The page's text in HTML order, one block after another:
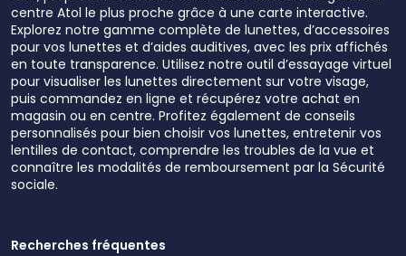
centre Atol le plus proche grâce à une carte interactive.
Explorez notre gamme complète de lunettes, d’accessoires
pour vos lunettes et d’aides auditives, avec les prix affichés
en toute transparence. Utilisez notre outil d’essayage virtuel
pour visualiser les lunettes directement sur votre visage,
puis commandez en ligne et récupérez votre achat en
magasin ou en centre. Profitez également de conseils
personnalisés pour bien choisir vos lunettes, entretenir vos
lentilles de contact, comprendre les troubles de la vue et
connaître les modalités de remboursement par la Sécurité
sociale.
Recherches fréquentes